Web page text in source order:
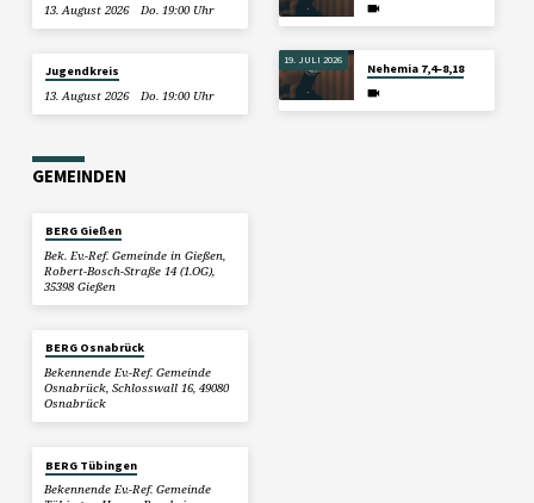
13. August 2026
Do. 19:00 Uhr
Jugendkreis
13. August 2026
Do. 19:00 Uhr
19. JULI 2026
Nehemia 7,4–8,18
GEMEINDEN
BERG Gießen
Bek. Ev.-Ref. Gemeinde in Gießen,
Robert-Bosch-Straße 14 (1.OG),
35398 Gießen
BERG Osnabrück
Bekennende Ev.-Ref. Gemeinde
Osnabrück, Schlosswall 16, 49080
Osnabrück
BERG Tübingen
Bekennende Ev.-Ref. Gemeinde